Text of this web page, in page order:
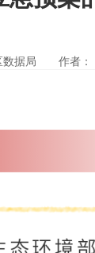
数据局 作者：